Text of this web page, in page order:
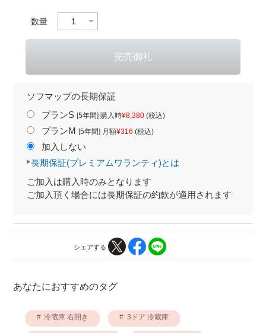
数量
ソフマップの長期保証
プランS [5年間] 購入時¥8,380(税込)
プランM [5年間] 月額¥316 (税込)
加入しない
長期保証(プレミアムワランティ)とは
ご加入は購入時のみとなります
ご加入頂く場合には長期保証の約款が適用されます
シェアする
あなたにおすすめのタグ
冷蔵庫 右開き 3ドア 冷蔵庫